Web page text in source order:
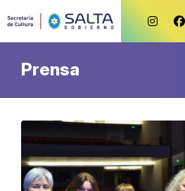
Prensa